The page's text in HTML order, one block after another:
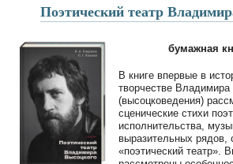
Поэтический театр
бумажная
В книге впервые в
творчестве Владимира
(высоцковедения)
сценические стихи
исполнительства,
выразительных рядов,
«поэтический театр».